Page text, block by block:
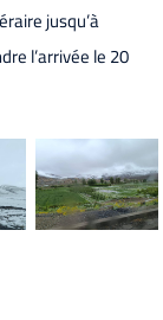
jusqu’à
l’arrivée le 20